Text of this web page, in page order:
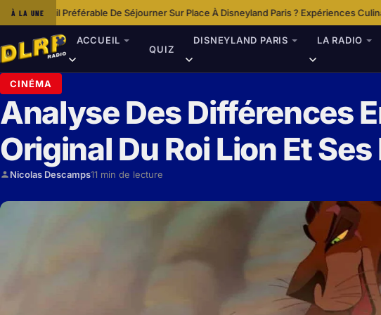
À LA UNE
De Séjourner Sur Place À Disneyland Paris ?· Expériences Culinaires Uniques Dans
ACCUEIL
QUIZ
DISNEYLAND PARIS LA RADIO
CINÉMA
Analyse Des Différences
Original Du Roi Lion Et
Nicolas Descamps11 min de lecture